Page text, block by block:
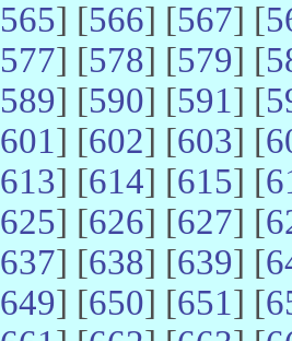
565] [566] [567] [
577] [578] [579] [
589] [590] [591] [
601] [602] [603] [
613] [614] [615] [
625] [626] [627] [
637] [638] [639] [
649] [650] [651] [